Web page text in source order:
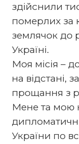
здійснили
померлих за
землячок до
Україні.
Моя місія –
на відстані,
прощання з
Мене та мою
України по